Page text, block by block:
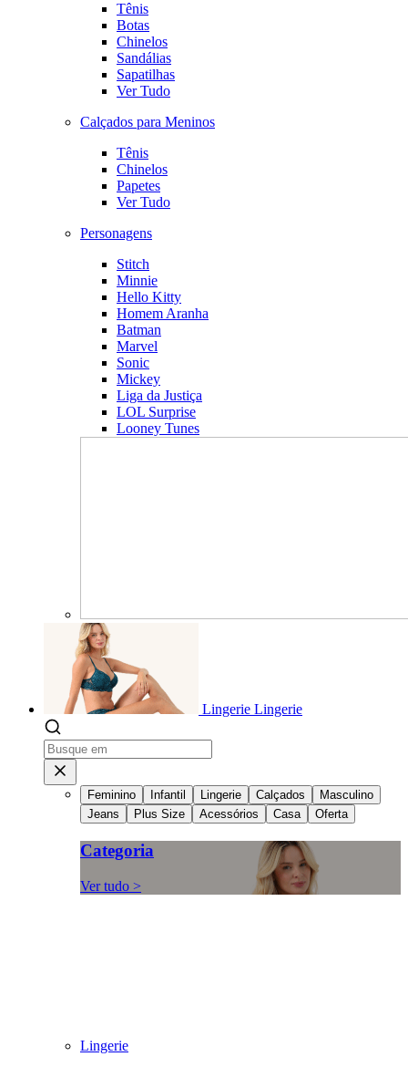
Tênis
Botas
Chinelos
Sandálias
Sapatilhas
Ver Tudo
Calçados para Meninos
Tênis
Chinelos
Papetes
Ver Tudo
Personagens
Stitch
Minnie
Hello Kitty
Homem Aranha
Batman
Marvel
Sonic
Mickey
Liga da Justiça
LOL Surprise
Looney Tunes
Lingerie Lingerie
Feminino Infantil Lingerie Calçados
Masculino
Jeans
Plus Size Acessórios Casa Oferta
Categoria
Ver tudo >
Lingerie